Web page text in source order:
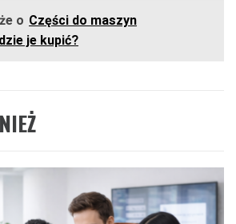
o Części do maszyn
je kupić?